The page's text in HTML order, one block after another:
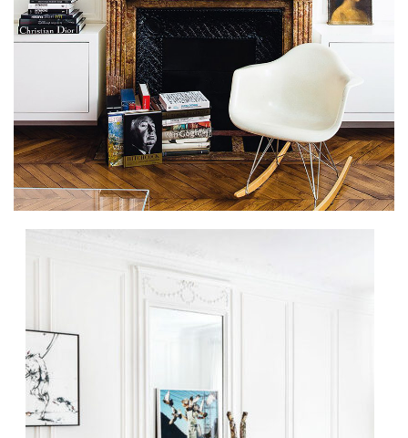
Chaque vendredi,
un peu de déco dans votre boîte mail !
Retrouvez mes derniers articles, des actus déco et
design, et bien d’autres choses. Chaque semaine, la
newsletter se réécrit.
Vous pouvez vous désinscrire à tout moment en cliquant sur
le lien présent dans nos emails.